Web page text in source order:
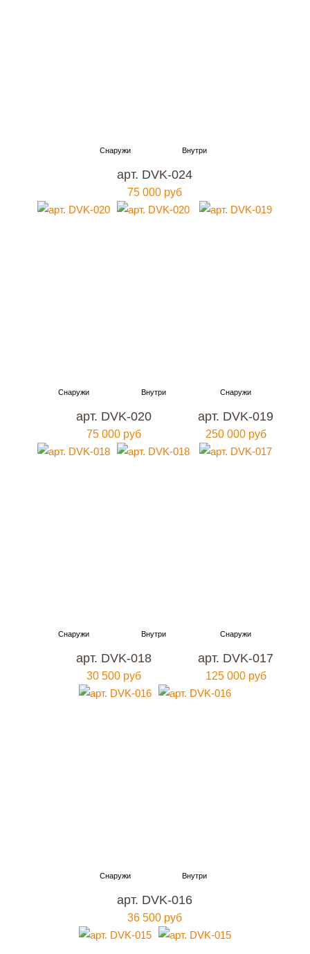
арт. DVK-024
75 000 руб
арт. DVK-020
75 000 руб
арт. DVK-019
250 000 руб
арт. DVK-018
30 500 руб
арт. DVK-017
125 000 руб
арт. DVK-016
36 500 руб